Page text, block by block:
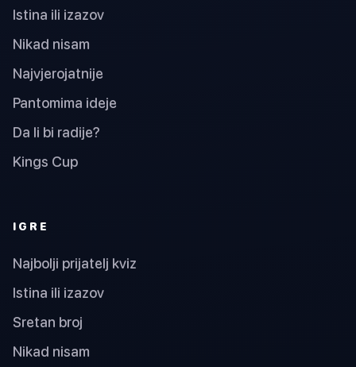
Istina ili izazov
Nikad nisam
Najvjerojatnije
Pantomima ideje
Da li bi radije?
Kings Cup
IGRE
Najbolji prijatelj kviz
Istina ili izazov
Sretan broj
Nikad nisam